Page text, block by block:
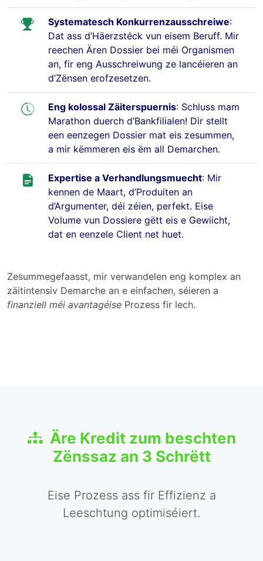
Systematesch Konkurrenzausschreiwe:
Dat ass d’Häerzstéck vun eisem Beruff. Mir
reechen Ären Dossier bei méi Organismen
an, fir eng Ausschreiwung ze lancéieren an
d’Zënsen erofzesetzen.
Eng kolossal Zäiterspuernis: Schluss mam
Marathon duerch d’Bankfilialen! Dir stellt
een eenzegen Dossier mat eis zesummen,
a mir këmmeren eis ëm all Demarchen.
Expertise a Verhandlungsmuecht: Mir
kennen de Maart, d’Produiten an
d’Argumenter, déi zéien, perfekt. Eise
Volume vun Dossiere gëtt eis e Gewiicht,
dat en eenzele Client net huet.
Zesummegefaasst, mir verwandelen eng komplex an
zäitintensiv Demarche an e einfachen, séieren a
finanziell méi avantagéise Prozess fir Iech.
Äre Kredit zum beschten
Zënssaz an 3 Schrëtt
Eise Prozess ass fir Effizienz a
Leeschtung optimiséiert.